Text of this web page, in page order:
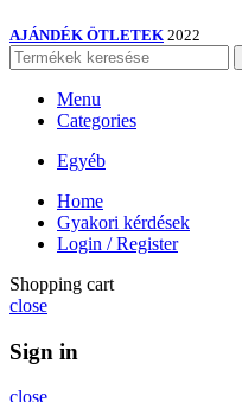
AJÁNDÉK ÖTLETEK 2022
Menu
Categories
Egyéb
Home
Gyakori kérdések
Login / Register
Shopping cart
close
Sign in
close